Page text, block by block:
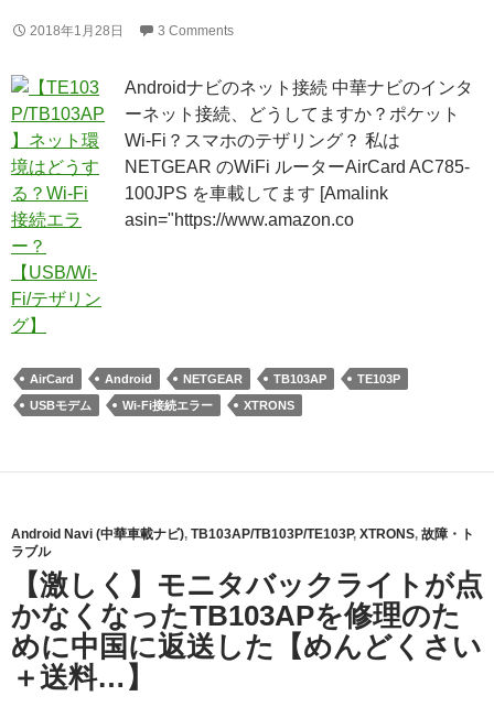
2018年1月28日 3 Comments
Androidナビのネット接続 中華ナビのインタ
ーネット接続、どうしてますか？ポケット
Wi-Fi？スマホのテザリング？ 私は
NETGEAR のWiFi ルーターAirCard AC785-
100JPS を車載してます [Amalink
asin="https://www.amazon.co
AirCard Android NETGEAR TB103AP
TE103P
USBモデム
Wi-Fi接続エラー XTRONS
Android Navi (中華車載ナビ), TB103AP/TB103P/TE103P, XTRONS, 故障・ト
ラブル
【激しく】モニタバックライトが点
かなくなったTB103APを修理のた
めに中国に返送した【めんどくさい
＋送料…】